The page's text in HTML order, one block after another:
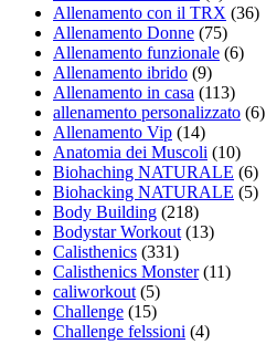
Allenamento con il TRX (36)
Allenamento Donne (75)
Allenamento funzionale (6)
Allenamento ibrido (9)
Allenamento in casa (113)
allenamento personalizzato (6)
Allenamento Vip (14)
Anatomia dei Muscoli (10)
Biohaching NATURALE (6)
Biohacking NATURALE (5)
Body Building (218)
Bodystar Workout(13)
Calisthenics (331)
Calisthenics Monster(11)
caliworkout(5)
Challenge (15)
Challenge felssioni (4)